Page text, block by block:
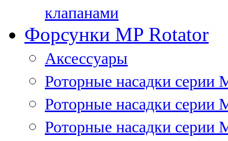
клапанами
Форсунки MP Rotator
Аксессуары
Роторные насадки серии
Роторные насадки серии
Роторные насадки серии